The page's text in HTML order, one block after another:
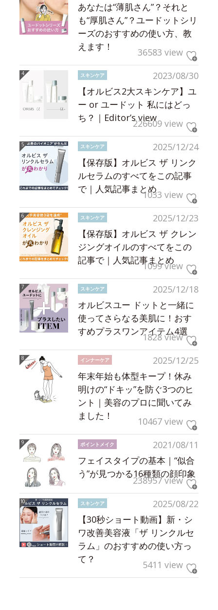
あなたは“薄肌さん”？それと
も“厚肌さん”？ユードットシリ
ーズのおすすめの使い方、教
えます！
36583 view
2023/08/30
スキンケア
【オルビス2大スキンケア】ユ
ー or ユードット 私にはどっ
ち？｜Editor’s view226609 view
2025/12/24
スキンケア
【保存版】オルビス ザ リンク
ルセラムのすべてをこの記事
で｜人気記事まとめ1033 view
2025/12/23
スキンケア
【保存版】オルビス ザ クレン
ジングオイルのすべてをこの
記事で｜人気記事まとめ
1099 view
2025/12/18
スキンケア
オルビスユー ドットと一緒に
使ってさらなる美肌に！おす
すめプラスワンアイテム4選
1828 view
2025/12/25
インナーケア
年末年始も体型キープ！休み
明けの“ドキッ”を防ぐ3つのヒ
ント｜美容のプロに聞いてみ
ました！
10467 view
2021/08/11
ポイントメイク
フェイスタイプの基本｜“似合
う”が見つかる16種類の顔印象
238957 view
2025/08/22
スキンケア
【30秒ショート動画】新・シ
ワ改善美容液「ザ リンクルセ
ラム」のおすすめの使い方っ
て？
5411 view